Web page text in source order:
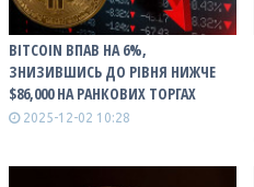
BITCOIN ВПАВ НА 6%,
ЗНИЗИВШИСЬ ДО РІВНЯ НИЖЧЕ
$86,000 НА РАНКОВИХ ТОРГАХ
2025-12-02 10:28